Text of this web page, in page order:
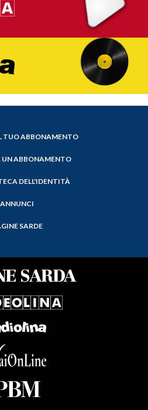
TUO ABBONAMENTO
ABBONAMENTO
DELL'IDENTITÀ
ANNUNCI
SARDE